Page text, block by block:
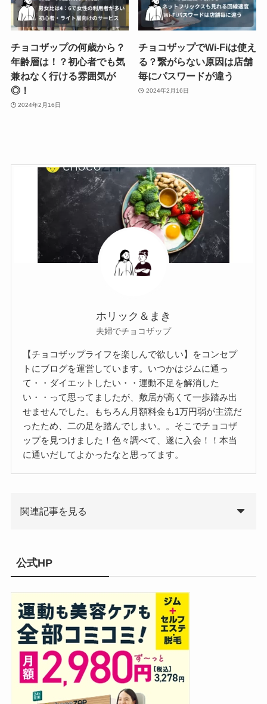
チョコザップの何歳から？
年齢層は！？初心者でも気
兼ねなく行ける雰囲気が
◎！
2024年2月16日
チョコザップでWi-Fiは使え
る？繋がらない原因は店舗
毎にパスワードが違う
2024年2月16日
ホリック＆まき
夫婦でチョコザップ
【チョコザップライフを楽しんで欲しい】をコンセプ
トにブログを運営しています。いつかはジムに通っ
て・・ダイエットしたい・・運動不足を解消した
い・・って思ってましたが、敷居が高くて一歩踏み出
せませんでした。もちろん月額料金も1万円弱が主流だ
ったため、二の足を踏んでしまい。。そこでチョコザ
ップを見つけました！色々調べて、遂に入会！！本当
に通いだしてよかったなと思ってます。
関連記事を見る
公式HP